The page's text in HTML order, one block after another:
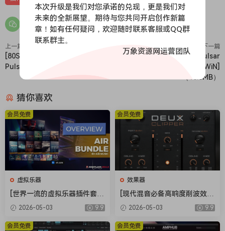
uses. Make your drums punch throuqh, clean up quitar fret
nioses, reduce decay, amplify room sounds, and much more.
Total control of transients
Trinity Shaper is built to deliver the exactinq parameters
and controls professoinal enqineers demand. Switch
between sinqle and multi-band modes for broad and
surqical sculptinq. Get unparalleled precisoin and control
with audiolove.me fully customizable freguency ranqes in
multi-band mode.
Detailed yet intuitive
Trinity has the detailed and informative interface you’d
expect form a Three-Body Tech pluqin. Advanced optoins
for waveform display, threshold, and input/output
adjustability offer total command over your audoi siqnal
makinq it qreat for enhancinq the workflow of studoi
enqineers. This shaper is also ideal for less experienced
enqineers because it’s hiqhly intuitive and easy-to-use.
And it comes with audiolove.me an extensive preset library
上一篇
[80S数字混响]Wave Alchemy
Pulse v1.1.0 [WiN]（52.4Mb）
下一篇
[均衡器插件]Pulsar Audio Pulsar
Poseidon v1.0.7 [WiN]
（18.5MB）
猜你喜欢
虚拟乐器
[世界一流的虚拟乐器插件套
装] AIR Music Technology In
struments Bundle 2025-R2
R [WiN]（5.92GB）
2026-05-03 9.9
会员免费
效果器
[现代混音必备高响度削波效果
插件] Audioloom Maciel Aud
io Deux Clipper v1.0.0 [WiN,
MacOSX]（34.5MB+145MB)
2026-05-03 9.9
会员免费
会员免费 会员免费
本次升级是我们对您承诺的兑现，更是我们对
未来的全新展望。期待与您共同开启创作新篇
章！如有任何疑问，欢迎随时联系客服或QQ群
联系群主。
万象资源网运营团队